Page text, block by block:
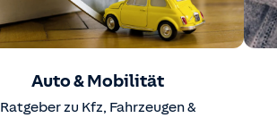
Auto & Mobilität
Ratgeber zu Kfz, Fahrzeugen &